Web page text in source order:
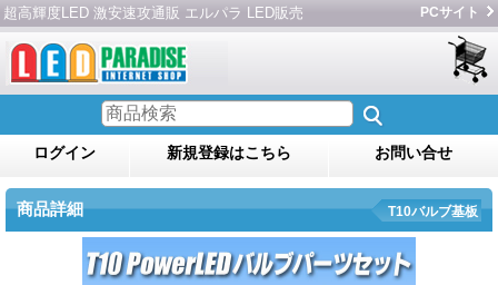
超高輝度LED 激安速攻通販 エルパラ LED販売 PCサイト
ログイン 新規登録はこちら お問い合せ
商品詳細 T10バルブ基板